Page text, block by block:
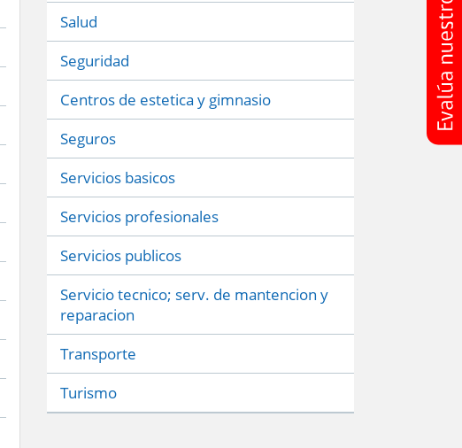
Salud
Seguridad
Centros de estetica y gimnasio
Seguros
Servicios basicos
Servicios profesionales
Servicios publicos
Servicio tecnico; serv. de mantencion y
reparacion
Transporte
Turismo